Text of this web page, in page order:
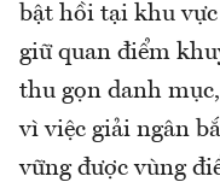
bật hồi tại khu
giữ quan điểm
thu gọn danh
vì việc giải ngân
vững được vùng